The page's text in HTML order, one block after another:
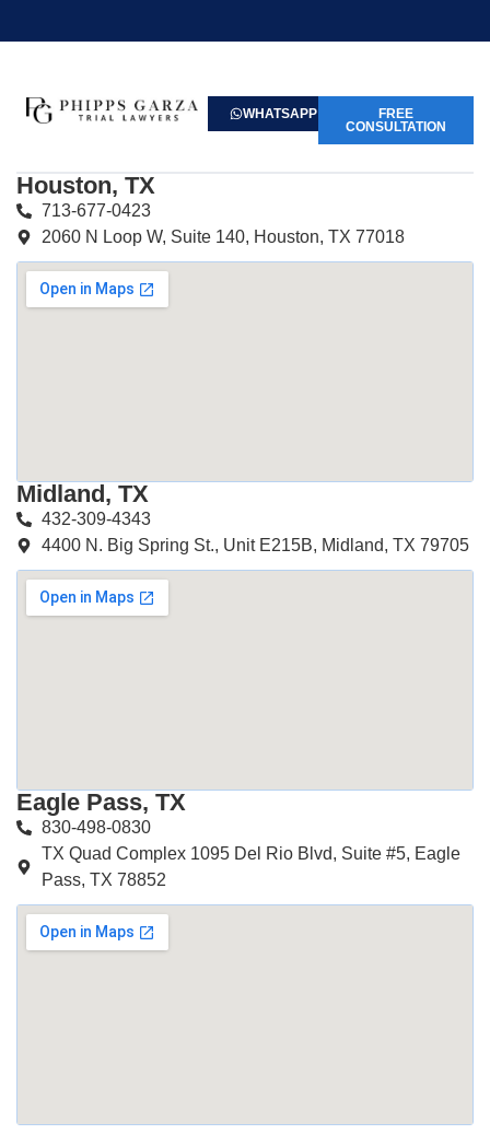
WHATSAPP
FREE
CONSULTATION
Houston, TX
713-677-0423
2060 N Loop W, Suite 140, Houston, TX 77018
Midland, TX
432-309-4343
4400 N. Big Spring St., Unit E215B, Midland, TX 79705
Eagle Pass, TX
830-498-0830
TX Quad Complex 1095 Del Rio Blvd, Suite #5, Eagle
Pass, TX 78852